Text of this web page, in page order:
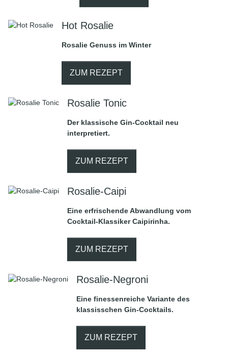
Hot Rosalie
Rosalie Genuss im Winter
ZUM REZEPT
Rosalie Tonic
Der klassische Gin-Cocktail neu
interpretiert.
ZUM REZEPT
Rosalie-Caipi
Eine erfrischende Abwandlung vom
Cocktail-Klassiker Caipirinha.
ZUM REZEPT
Rosalie-Negroni
Eine finessenreiche Variante des
klassisschen Gin-Cocktails.
ZUM REZEPT